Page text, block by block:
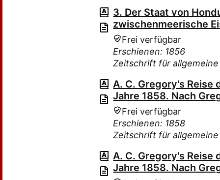
3. Der Staat von
zwischenmeerische
Frei verfügbar
Erschienen: 1856
Zeitschrift für
A. C. Gregory's
Jahre 1858. Nach
Frei verfügbar
Erschienen: 1858
Zeitschrift für
A. C. Gregory's
Jahre 1858. Nach